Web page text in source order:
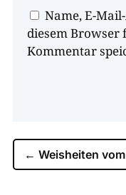
Name, E-
diesem Browser
Kommentar
← Weisheiten